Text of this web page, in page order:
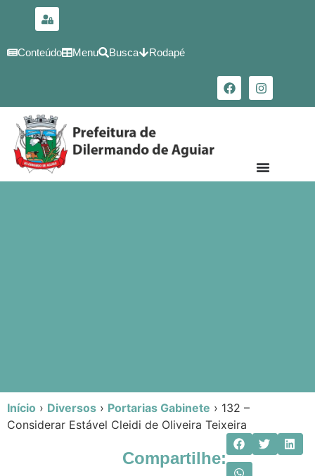
conteúdo
Conteúdo Menu Busca Rodapé
Início › Diversos › Portarias Gabinete › 132 –
Considerar Estável Cleidi de Oliveira Teixeira
Compartilhe: